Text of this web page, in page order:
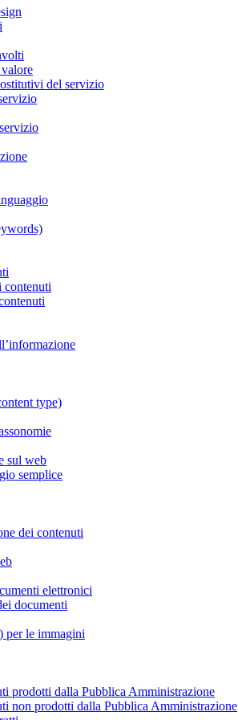
del servizio
contenuti
type)
sul web
semplice
dei contenuti
elettronici
documenti
per le immagini
prodotti dalla Pubblica Amministrazione
non prodotti dalla Pubblica Amministrazione